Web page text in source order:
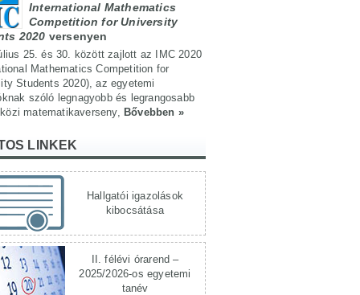
International Mathematics
Competition for University
2020 versenyen
25. és 30. között zajlott az IMC 2020
Mathematics Competition for
Students 2020), az egyetemi
szóló legnagyobb és legrangosabb
matematikaverseny, Bővebben »
LINKEK
Hallgatói igazolások
kibocsátása
II. félévi órarend –
2025/2026-os egyetemi
tanév